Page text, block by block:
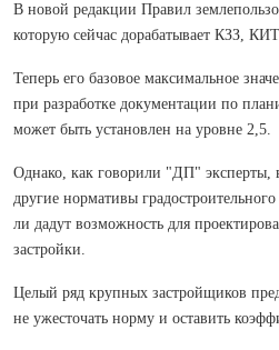
В новой редакции Правил
которую сейчас дорабатывает КЗЗ,
Теперь его базовое максимальное
при разработке документации по
может быть установлен на уровне 2,5.
Однако, как говорили "ДП" эксперты,
другие нормативы
ли дадут возможность для
застройки.
Целый ряд крупных застройщиков
не ужесточать норму и оставить